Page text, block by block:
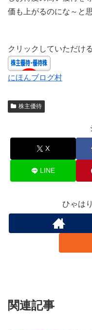
価も上がるのにな～と
クリックしていただけ
にほんブログ村
株主優待
X
LINE
ひゃは
関連記事